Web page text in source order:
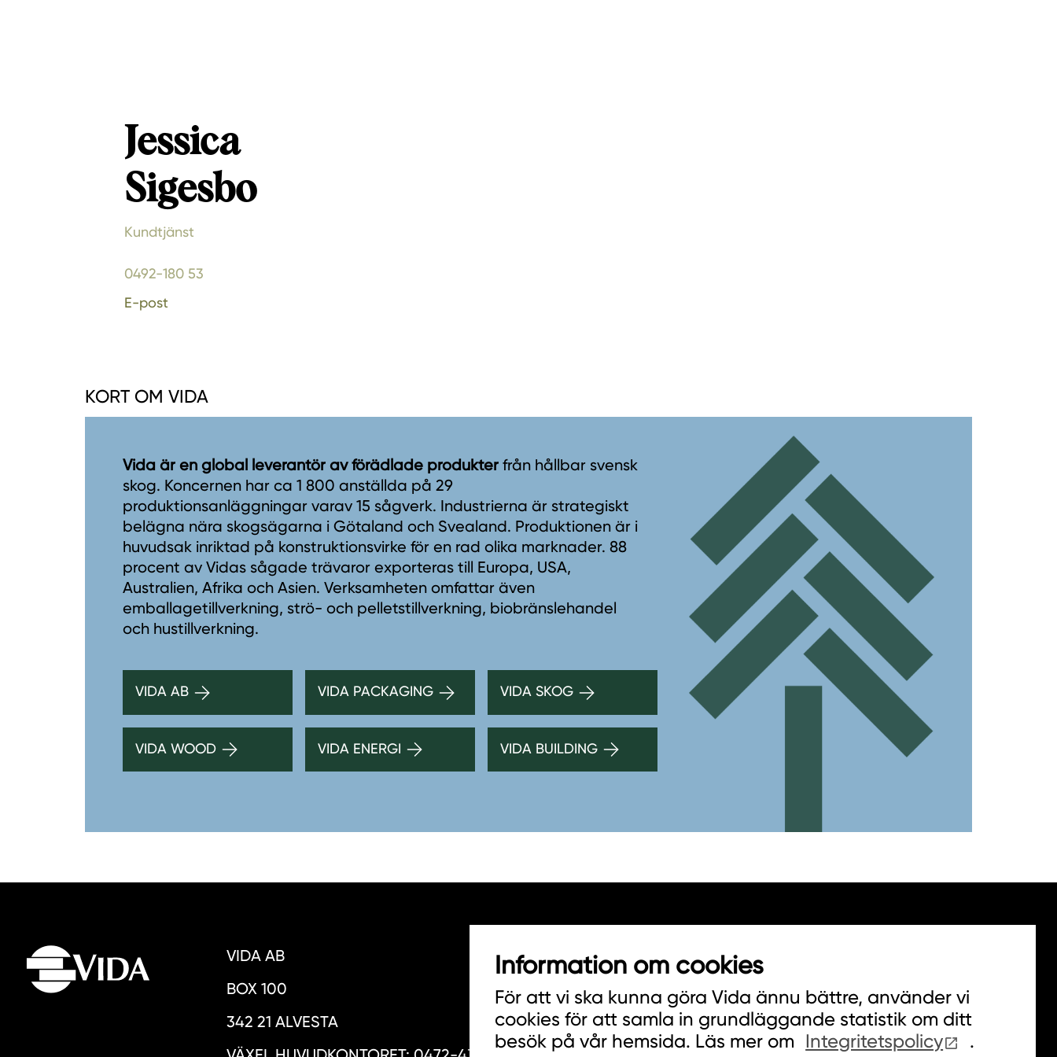
Jessica
Sigesbo
Kundtjänst
0492-180 53
E-post
KORT OM VIDA
Vida är en global leverantör av förädlade produkter från hållbar svensk
skog. Koncernen har ca 1 800 anställda på 29
produktionsanläggningar varav 15 sågverk. Industrierna är strategiskt
belägna nära skogsägarna i Götaland och Svealand. Produktionen är i
huvudsak inriktad på konstruktionsvirke för en rad olika marknader. 88
procent av Vidas sågade trävaror exporteras till Europa, USA,
Australien, Afrika och Asien. Verksamheten omfattar även
emballagetillverkning, strö- och pelletstillverkning, biobränslehandel
och hustillverkning.
VIDA AB VIDA PACKAGING VIDA SKOG
VIDA WOOD VIDA ENERGI VIDA BUILDING
VIDA AB
BOX 100
342 21 ALVESTA
HITTA INKÖPARE
COOKIES
JOBBA HOS OSS
Information om cookies
För att vi ska kunna göra Vida ännu bättre, använder vi
cookies för att samla in grundläggande statistik om ditt
besök på vår hemsida. Läs mer om Integritetspolicy .